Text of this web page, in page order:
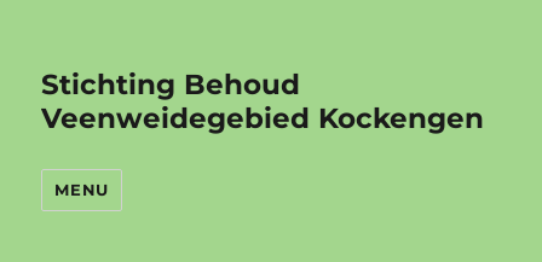
Stichting Behoud
Veenweidegebied Kockengen
MENU